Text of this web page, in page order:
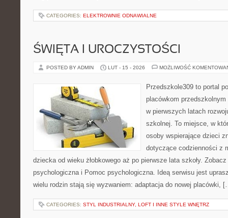
CATEGORIES: ELEKTROWNIE ODNAWIALNE
ŚWIĘTA I UROCZYSTOŚCI
POSTED BY ADMIN LUT - 15 - 2026 MOŻLIWOŚĆ
Przedszkole309 to portal
placówkom
w pierwszych latach
szkolnej. To miejsce, w
osoby wspierające dzieci
dotyczące codzienności z
dziecka od wieku żłobkowego aż po pierwsze lata szkoły.
psychologiczna i Pomoc psychologiczna. Ideą serwisu jest
wielu rodzin stają się wyzwaniem: adaptacja do nowej placówki,
CATEGORIES: STYL INDUSTRIALNY, LOFT I INNE STYLE WNĘTRZ